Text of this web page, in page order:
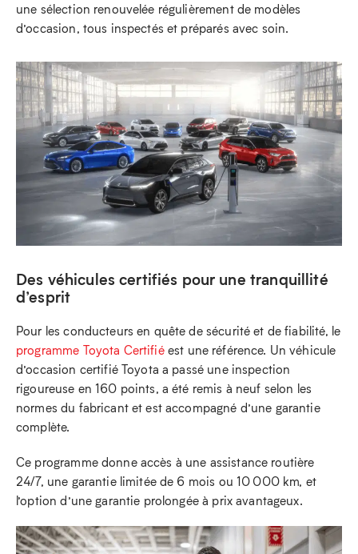
une sélection renouvelée régulièrement de modèles
d’occasion, tous inspectés et préparés avec soin.
Des véhicules certifiés pour une tranquillité
d’esprit
Pour les conducteurs en quête de sécurité et de fiabilité, le
programme Toyota Certifiéest une référence. Un véhicule
d’occasion certifié Toyota a passé une inspection
rigoureuse en 160 points, a été remis à neuf selon les
normes du fabricant et est accompagné d’une garantie
complète.
Ce programme donne accès à une assistance routière
24/7, une garantie limitée de 6 mois ou 10 000 km, et
l’option d’une garantie prolongée à prix avantageux.